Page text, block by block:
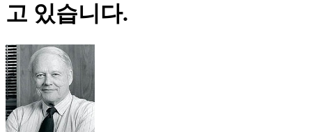
고 있습니다.